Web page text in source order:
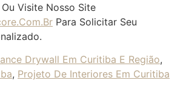
Ou Visite Nosso Site
Para Solicitar Seu
Drywall Em Curitiba E Região,
, Projeto De Interiores Em Curitiba